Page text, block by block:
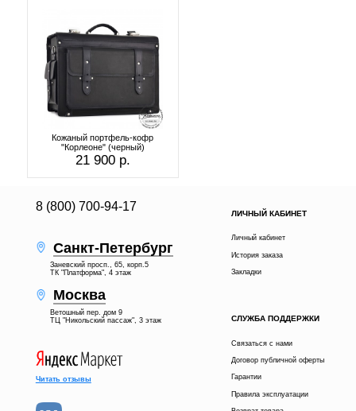
Кожаный портфель-кофр
"Корлеоне" (черный)
21 900 р.
8 (800) 700-94-17
Санкт-Петербург
Заневский просп., 65, корп.5
ТК "Платформа", 4 этаж
Москва
Ветошный пер. дом 9
ТЦ "Никольский пассаж", 3 этаж
ЛИЧНЫЙ КАБИНЕТ
Личный кабинет
История заказа
Закладки
СЛУЖБА ПОДДЕРЖКИ
Связаться с нами
Договор публичной оферты
Гарантии
Правила эксплуатации
Читать отзывы